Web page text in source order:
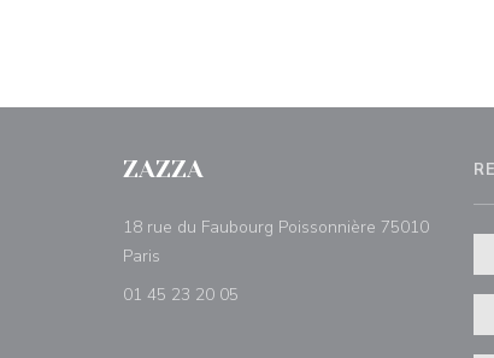
ZAZZA
18 rue du Faubourg Poissonnière 75010
Paris
01 45 23 20 05